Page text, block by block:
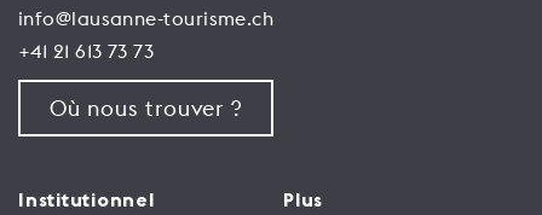
info@lausanne-tourisme.ch
+41 21 613 73 73
Où nous trouver ?
Institutionnel Plus